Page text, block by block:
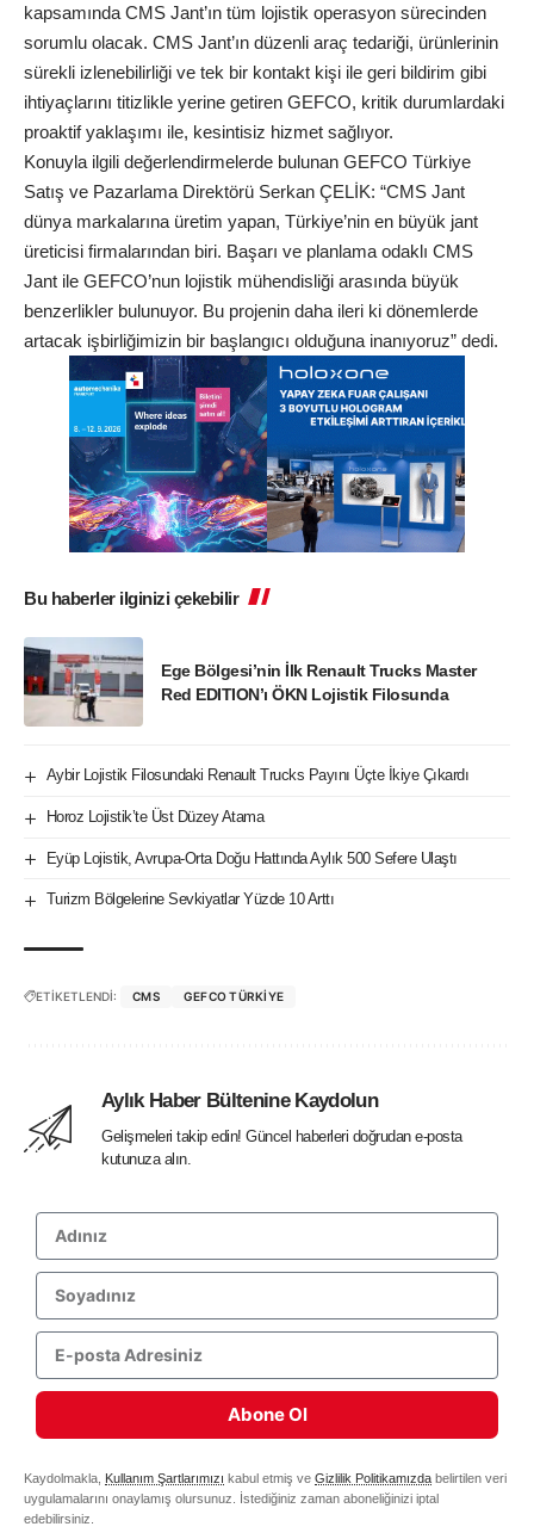
kapsamında CMS Jant’ın tüm lojistik operasyon sürecinden
sorumlu olacak. CMS Jant’ın düzenli araç tedariği, ürünlerinin
sürekli izlenebilirliği ve tek bir kontakt kişi ile geri bildirim gibi
ihtiyaçlarını titizlikle yerine getiren GEFCO, kritik durumlardaki
proaktif yaklaşımı ile, kesintisiz hizmet sağlıyor.
Konuyla ilgili değerlendirmelerde bulunan GEFCO Türkiye
Satış ve Pazarlama Direktörü Serkan ÇELİK: “CMS Jant
dünya markalarına üretim yapan, Türkiye’nin en büyük jant
üreticisi firmalarından biri. Başarı ve planlama odaklı CMS
Jant ile GEFCO’nun lojistik mühendisliği arasında büyük
benzerlikler bulunuyor. Bu projenin daha ileri ki dönemlerde
artacak işbirliğimizin bir başlangıcı olduğuna inanıyoruz” dedi.
Bu haberler ilginizi çekebilir
Ege Bölgesi’nin İlk Renault Trucks Master
Red EDITION’ı ÖKN Lojistik Filosunda
Aybir Lojistik Filosundaki Renault Trucks Payını Üçte İkiye Çıkardı
Horoz Lojistik’te Üst Düzey Atama
Eyüp Lojistik, Avrupa-Orta Doğu Hattında Aylık 500 Sefere Ulaştı
Turizm Bölgelerine Sevkiyatlar Yüzde 10 Arttı
ETİKETLENDİ: CMS GEFCO TÜRKIYE
Aylık Haber Bültenine Kaydolun
Gelişmeleri takip edin! Güncel haberleri doğrudan e-posta
kutunuza alın.
Abone Ol
Kaydolmakla, Kullanım Şartlarımızı kabul etmiş ve Gizlilik Politikamızda belirtilen veri
uygulamalarını onaylamış olursunuz. İstediğiniz zaman aboneliğinizi iptal
edebilirsiniz.